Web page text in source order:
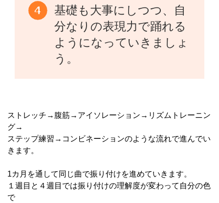
基礎も大事にしつつ、自
分なりの表現力で踊れる
ようになっていきましょ
う。
ストレッチ→腹筋→アイソレーション→リズムトレーニン
グ→
ステップ練習→コンビネーションのような流れで進んでい
きます。
1カ月を通して同じ曲で振り付けを進めていきます。
１週目と４週目では振り付けの理解度が変わって自分の色
で